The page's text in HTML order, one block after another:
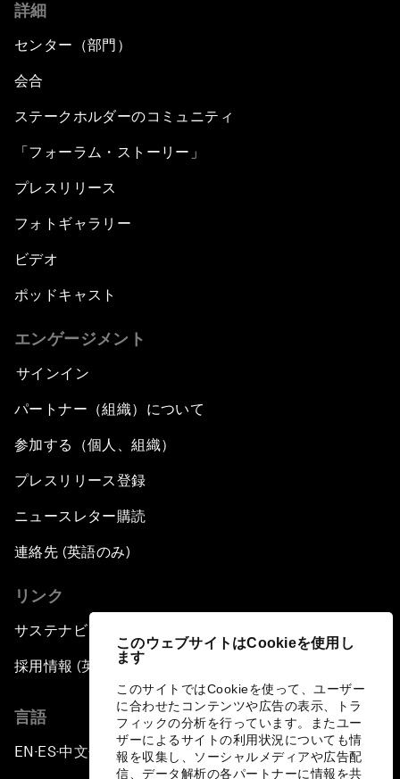
このウェブサイトはCookieを使用し
ます
このサイトではCookieを使って、ユーザー
に合わせたコンテンツや広告の表示、トラ
フィックの分析を行っています。またユー
ザーによるサイトの利用状況についても情
報を収集し、ソーシャルメディアや広告配
信、データ解析の各パートナーに情報を共
詳細
センター（部門）
会合
ステークホルダーのコミュニティ
「フォーラム・ストーリー」
プレスリリース
フォトギャラリー
ビデオ
ポッドキャスト
エンゲージメント
サインイン
パートナー（組織）について
参加する（個人、組織）
プレスリリース登録
ニュースレター購読
連絡先 (英語のみ)
リンク
サステナビリティへの取り組み
採用情報 (英語のみ)
言語
EN ▪ ES▪中文▪ 日本語